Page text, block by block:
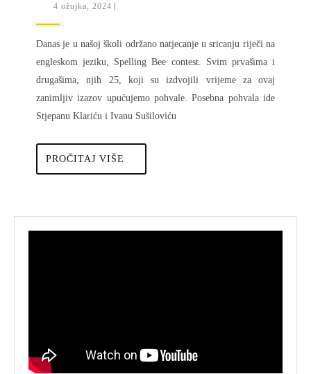
4 ožujka, 2024 4
Danas je u našoj školi održano natjecanje u sricanju riječi na
engleskom jeziku, Spelling Bee contest. Svim prvašima i
drugašima, njih 25, koji su izdvojili vrijeme za ovaj
zanimljiv izazov upućujemo pohvale. Posebna pohvala ide
Stjepanu Klariću i Ivanu Sušiloviću
PROČITAJ VIŠE
VIŠE